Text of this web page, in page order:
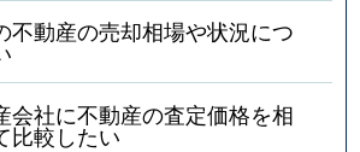
不動産の売却相場や状況につ
会社に不動産の査定価格を相
比較したい